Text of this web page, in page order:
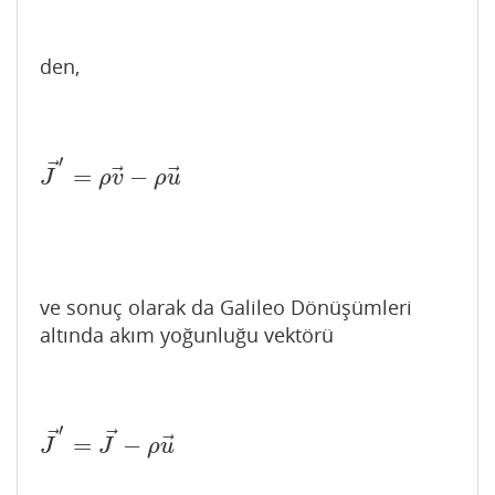
den,
J ⃗
′
= ρv − ρu⃗
J→ =ρ v→ −ρ u→
ve sonuç olarak da Galileo Dönüşümleri
altında akım yoğunluğu vektörü
J ⃗
′
= J ⃗ − ρu⃗
J→ ′=J →− ρu→